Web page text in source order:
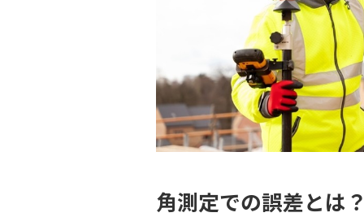
角測定での誤差とは